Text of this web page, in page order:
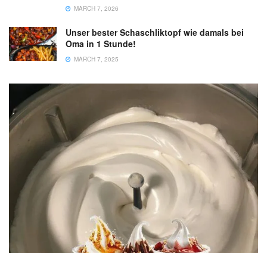
MARCH 7, 2026
Unser bester Schaschliktopf wie damals bei
Oma in 1 Stunde!
MARCH 7, 2025